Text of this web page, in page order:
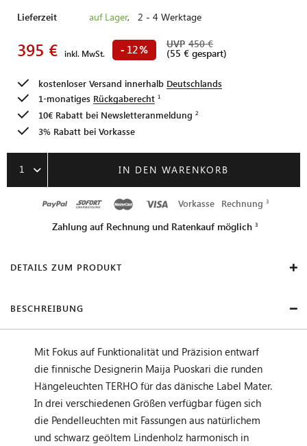
Lieferzeit auf Lager, 2 - 4 Werktage
395 € inkl. MwSt. - 12%
UVP 450 €
(55 € gespart)
kostenloser Versand innerhalb Deutschlands
1-monatiges Rückgaberecht
10€ Rabatt bei Newsletteranmeldung
3% Rabatt bei Vorkasse
1 IN DEN WARENKORB
Vorkasse Rechnung
Zahlung auf Rechnung und Ratenkauf möglich
DETAILS ZUM PRODUKT
BESCHREIBUNG
Mit Fokus auf Funktionalität und Präzision entwarf
die finnische Designerin Maija Puoskari die runden
Hängeleuchten TERHO für das dänische Label Mater.
In drei verschiedenen Größen verfügbar fügen sich
die Pendelleuchten mit Fassungen aus natürlichem
und schwarz geöltem Lindenholz harmonisch in